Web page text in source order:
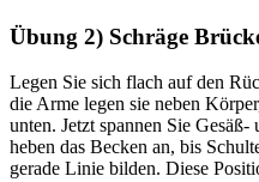
Übung 2) Schräge
Legen Sie sich flach auf den
die Arme legen sie neben
unten. Jetzt spannen Sie
heben das Becken an, bis
gerade Linie bilden. Diese